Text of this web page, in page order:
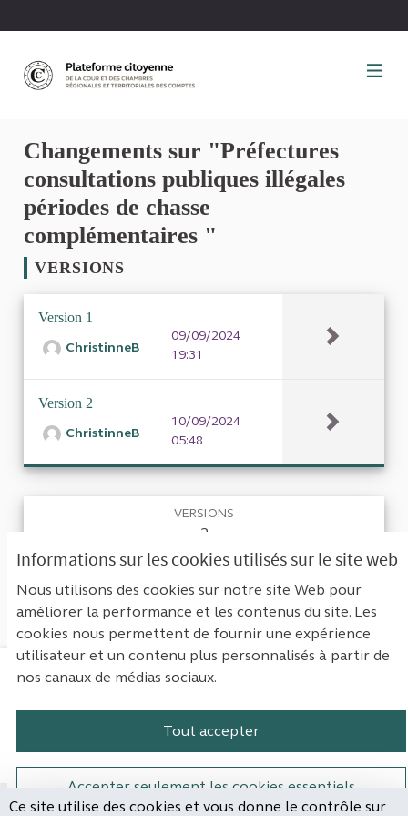
Informations sur les cookies utilisés sur le site web
Nous utilisons des cookies sur notre site Web pour
améliorer la performance et les contenus du site. Les
cookies nous permettent de fournir une expérience
utilisateur et un contenu plus personnalisés à partir de
nos canaux de médias sociaux.
Tout accepter
Accepter seulement les cookies essentiels
Changements sur "Préfectures
consultations publiques illégales
périodes de chasse
complémentaires "
VERSIONS
Version 1
ChristinneB
09/09/2024
19:31
Version 2
ChristinneB
10/09/2024
05:48
VERSIONS
2
RETOURNER À LA PROPOSITION
Mentions légales
Paramètres des cookies
Plateforme de participation de la
Plateforme de participation de la
Plateforme de participation
Plateforme de
Site réalisé par
Ce site utilise des cookies et vous donne le contrôle sur